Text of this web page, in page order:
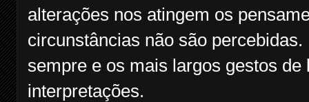
alterações nos atingem os
circunstâncias não são
sempre e os mais largos gestos
interpretações.